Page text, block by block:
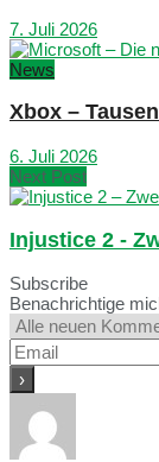
7. Juli 2026
News
Xbox –
6. Juli 2026
Next Post
Injustice 2 -
Subscribe
Benachrichtige